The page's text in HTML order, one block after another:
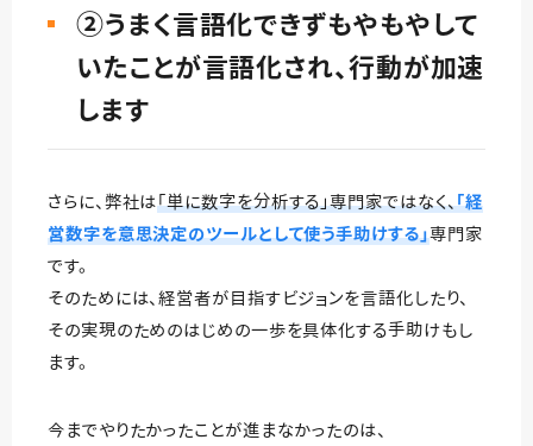
②うまく言語化できずもやもやして
いたことが言語化され、行動が加速
します
さらに、弊社は「単に数字を分析する」専門家ではなく、「経
営数字を意思決定のツールとして使う手助けする」専門家
です。
そのためには、経営者が目指すビジョンを言語化したり、
その実現のためのはじめの一歩を具体化する手助けもし
ます。
今までやりたかったことが進まなかったのは、